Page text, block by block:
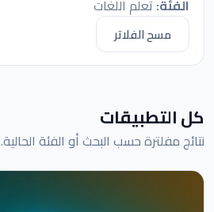
الفئة: تعلم اللغات
مسح الفلاتر
كل التطبيقات
نتائج مفلترة حسب البحث أو الفئة الحالية.